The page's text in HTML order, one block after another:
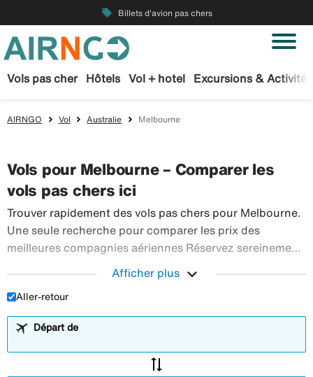
local_offer Billets d'avion pas chers
Vols pas cher Hôtels Vol + hotel Excursions & Activités
AIRNGO Vol Australie Melbourne
Vols pour Melbourne – Comparer les
vols pas chers ici
Trouver rapidement des vols pas chers pour Melbourne.
Une seule recherche pour comparer les prix des
meilleures compagnies aériennes Réservez sereinement
étendue de voyages en avion à destination du monde
entier.Trouver rapidement des vols pas chers pour
Afficher plus expand_more
Aller-retour
Départ de
sync_alt